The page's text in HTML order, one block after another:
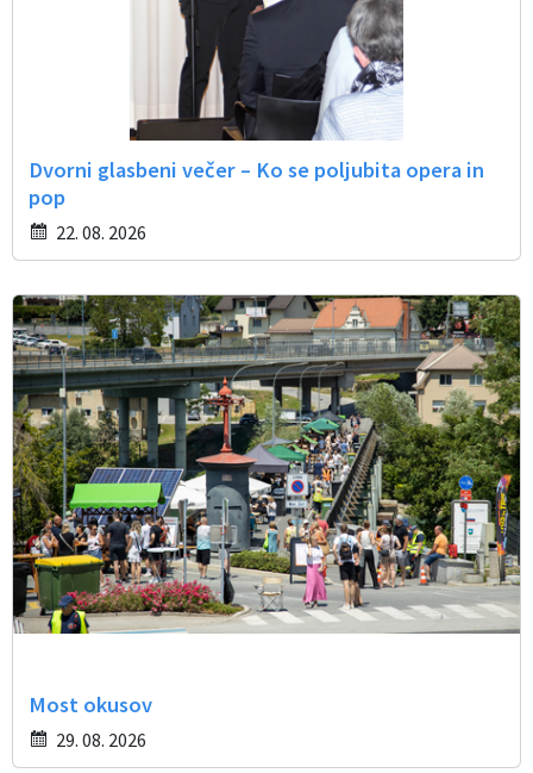
Dvorni glasbeni večer – Ko se poljubita opera in
pop
22. 08. 2026
Most okusov
29. 08. 2026